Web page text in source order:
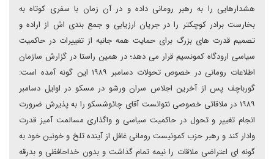
هشدارهایی را به رهبر رومانی داده و در آن زمان با سفری کوتاه به
بخارست برادر کوچکتر را در جریان ارزیابی و جمع بندی اش از اراده و
تصمیم قدرت های بزرگ برای حمایت همه جانبه از تغییرات در حاکمیت
سیاسی ارودگاه کمونسیم قرار می دهد؛ در همین راستا در گزارش سازمان
اطلاعات رومانی در خصوص تحولات دسامبر ۱۹۸۹ این گونه آمده است:
گورباچف پس از آخرین اجلاس سران ورشو در مسکو در اوایل دسامبر
۱۹۸۹ در ملاقاتی خصوصی نتوانست آقای چائوشسکو را به پذیرش ضرورت
انجام تغییر و تحول در حاکمیت سیاسی و واگذاری مسالمت آمیز قدرت
وادار کند و رهبر حزب کمونیست رومانی غافل از آینده تلخ و خونین خود به
گونه ای اعتراضی ملاقات را نیمه تمام گذاشت و بدون خداحافظی و بدرقه